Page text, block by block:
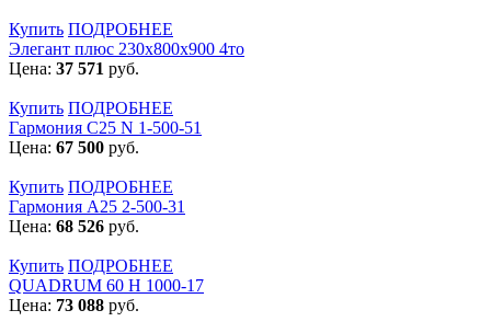
Купить ПОДРОБНЕЕ
Элегант плюс 230x800x900 4то
Цена: 37 571 руб.
Купить ПОДРОБНЕЕ
Гармония С25 N 1-500-51
Цена: 67 500 руб.
Купить ПОДРОБНЕЕ
Гармония А25 2-500-31
Цена: 68 526 руб.
Купить ПОДРОБНЕЕ
QUADRUM 60 H 1000-17
Цена: 73 088 руб.